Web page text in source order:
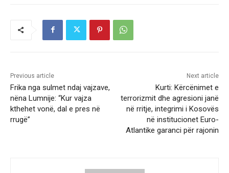
Previous article
Frika nga sulmet ndaj vajzave,
nëna Lumnije: “Kur vajza
kthehet vonë, dal e pres në
rrugë”
Next article
Kurti: Kërcënimet e
terrorizmit dhe agresioni janë
në rritje, integrimi i Kosovës
në institucionet Euro-
Atlantike garanci për rajonin